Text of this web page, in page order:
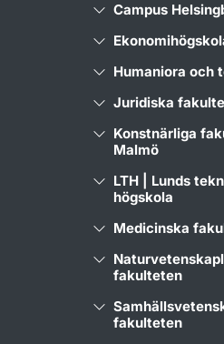
Campus
Humaniora och
Juridiska
Konstnärliga
Malmö
LTH | Lunds
högskola
Medicinska
fakulteten
fakulteten